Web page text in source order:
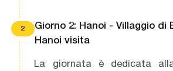
2
Giorno 2: Hanoi - Villaggio di
Hanoi visita
La giornata è dedicata